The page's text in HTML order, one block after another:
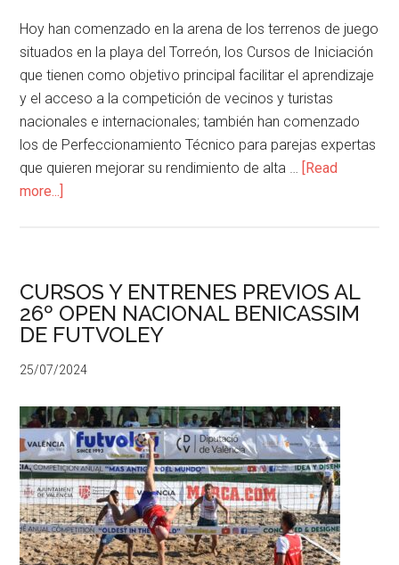
Hoy han comenzado en la arena de los terrenos de juego
situados en la playa del Torreón, los Cursos de Iniciación
que tienen como objetivo principal facilitar el aprendizaje
y el acceso a la competición de vecinos y turistas
nacionales e internacionales; también han comenzado
los de Perfeccionamiento Técnico para parejas expertas
que quieren mejorar su rendimiento de alta … [Read
more...]
CURSOS Y ENTRENES PREVIOS AL
26º OPEN NACIONAL BENICASSIM
DE FUTVOLEY
25/07/2024